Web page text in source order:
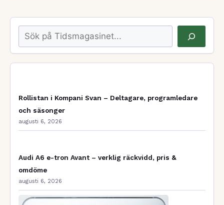
Sök
Rollistan i Kompani Svan – Deltagare, programledare
och säsonger
augusti 6, 2026
Audi A6 e-tron Avant – verklig räckvidd, pris &
omdöme
augusti 6, 2026